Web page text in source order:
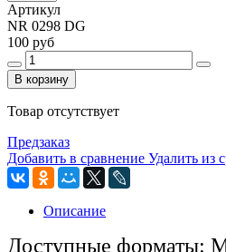
Артикул
NR 0298 DG
100 руб
В корзину
Товар отсутствует
Предзаказ
Добавить в сравнение Удалить из
Описание
Доступные форматы: